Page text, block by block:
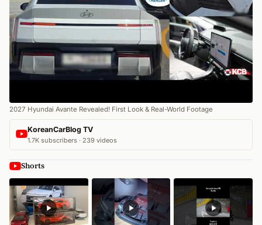
2027 Hyundai Avante Revealed! First Look & Real-World Footage
KoreanCarBlog TV
1.7K subscribers · 239 videos
Shorts